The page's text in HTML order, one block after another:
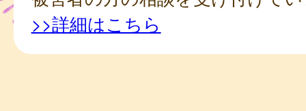
>>詳細はこちら